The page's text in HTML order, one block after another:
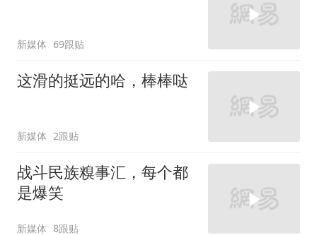
新媒体 69跟贴
这滑的挺远的哈，棒棒哒
新媒体 2跟贴
战斗民族糗事汇，每个都
是爆笑
新媒体 8跟贴